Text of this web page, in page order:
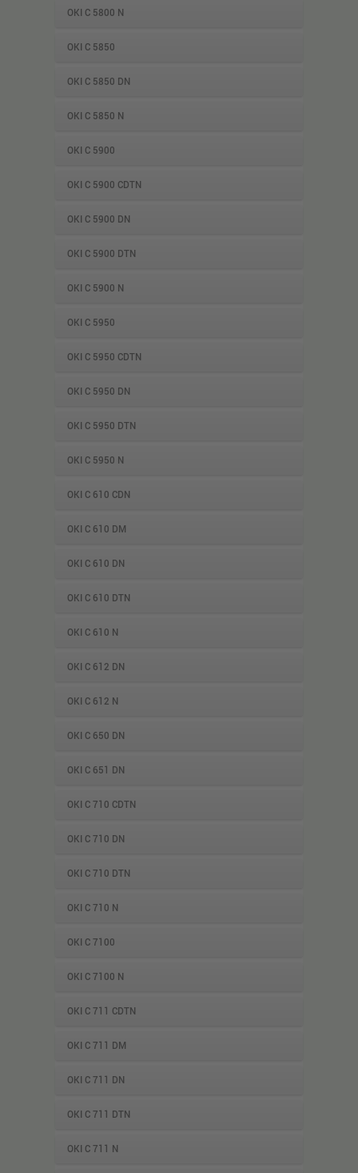
OKI C 5800 N
OKI C 5850
OKI C 5850 DN
OKI C 5850 N
OKI C 5900
OKI C 5900 CDTN
OKI C 5900 DN
OKI C 5900 DTN
OKI C 5900 N
OKI C 5950
OKI C 5950 CDTN
OKI C 5950 DN
OKI C 5950 DTN
OKI C 5950 N
OKI C 610 CDN
OKI C 610 DM
OKI C 610 DN
OKI C 610 DTN
OKI C 610 N
OKI C 612 DN
OKI C 612 N
OKI C 650 DN
OKI C 651 DN
OKI C 710 CDTN
OKI C 710 DN
OKI C 710 DTN
OKI C 710 N
OKI C 7100
OKI C 7100 N
OKI C 711 CDTN
OKI C 711 DM
OKI C 711 DN
OKI C 711 DTN
OKI C 711 N